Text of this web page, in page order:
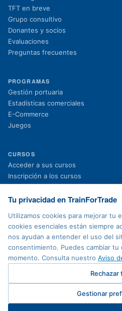
TFT en breve
Grupo consultivo
Donantes y socios
Evaluaciones
Preguntas frecuentes
PROGRAMAS
Gestión portuaria
Estadísticas comerciales
E-Commerce
Juegos
CURSOS
Acceder a sus cursos
Inscripción a los cursos
Proyectos en curso
Proyectos finalizados
AVISO LEGAL
Política de privacidad
Condiciones de uso
Mapa del sitio
Preferencias de cookies
Tu privacidad en TrainForTrade
Utilizamos cookies para mejorar tu
cookies esenciales están siempre
nos ayudan a entender el uso del
consentimiento. Puedes cambiar tu
momento. Consulta nuestro Aviso
Rechazar
Gestionar